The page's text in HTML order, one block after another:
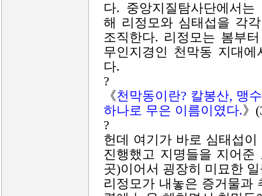
다. 중앙지질탐사단에서
해 리정모와 심태섭을 각
조직한다. 리정모는 봄부
무인지경인 천막동 지대
다.
?
《천막동이란? 칼봉산, 맹
하나로 무은 이름이였다.》
?
헌데 여기가 바로 심태섭
진행했고 지명들을 지어준
곳)이어서 굉장히 미묘한
리정모가 내놓은 증거물과